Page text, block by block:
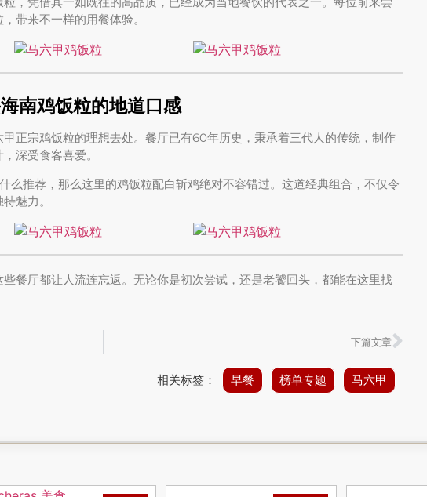
带来不一样的用餐体验。
南鸡饭粒的地道口感
正宗鸡饭粒的理想去处。餐厅已有60年历史，秉承着三代人的传统，制作
深受食客喜爱。
么推荐，那么这里的鸡饭粒配白斩鸡绝对不容错过。这道经典组合，不仅令
魅力。
餐厅都让人流连忘返。无论你是初次尝试，还是老饕回头，都能在这里找
下篇文章
相关标签： 早餐 榜单专题 马六甲